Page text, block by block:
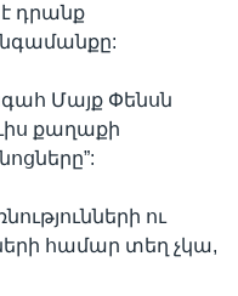
դրանք
Մայք Փենսն
քաղաքի
ու
համար տեղ չկա,